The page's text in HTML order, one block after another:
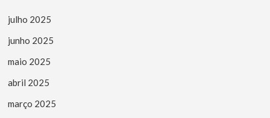
julho 2025
junho 2025
maio 2025
abril 2025
março 2025